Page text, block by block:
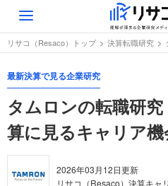
Toggle
navigation
リサコ（Resaco）トップ 決算転職研究
最新決算で見る企業研究
タムロンの転職研
算に見るキャリア機
2026年03月12日更新
リサコ（Resaco）決算キャ